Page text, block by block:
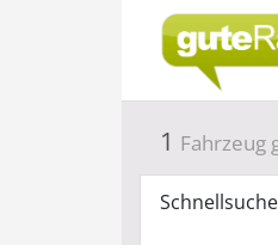
1 Fahrzeug
Schnellsuche